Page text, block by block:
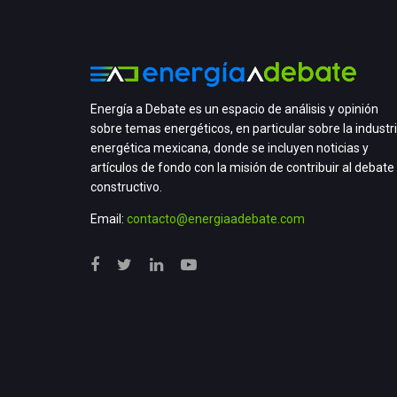
Energía a Debate es un espacio de análisis y opinión
sobre temas energéticos, en particular sobre la
energética mexicana, donde se incluyen noticias y
artículos de fondo con la misión de contribuir al debate
constructivo.
Email: contacto@energiaadebate.com